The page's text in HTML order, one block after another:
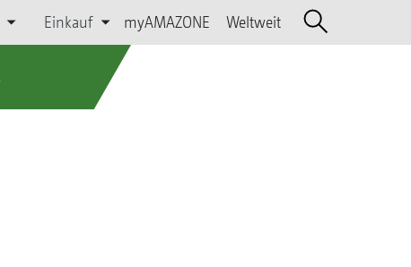
Einkauf myAMAZONE Weltweit